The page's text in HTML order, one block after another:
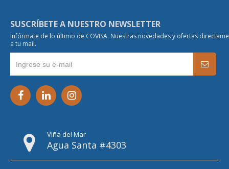
SUSCRÍBETE A NUESTRO NEWSLETTER
Infórmate de lo último de COVISA. Nuestras novedades y ofertas
a tu mail.
Viña del Mar
Agua Santa #4303